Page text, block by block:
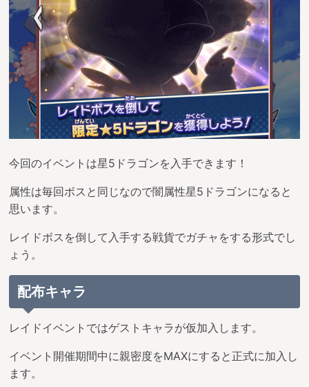
今回のイベントは星5ドラゴンを入手できます！
属性は毎回ボスと同じなので闇属性星5ドラゴンになると
思います。
レイドボスを倒して入手する戦貨でガチャをする形式でし
ょう。
配布キャラ
レイドイベントではゲストキャラが仮加入します。
イベント開催期間中に親密度をMAXにすると正式に加入し
ます。